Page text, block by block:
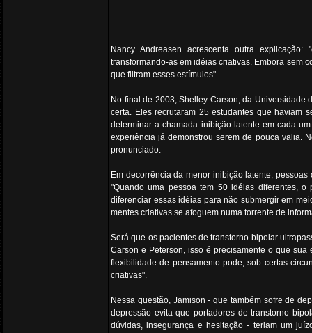
Nancy Andreasen acrescenta outra explicação:
transformando-as em idéias criativas. Embora sem
que filtram esses estímulos".
No final de 2003, Shelley Carson, da Universidade
certa. Eles recrutaram 25 estudantes que haviam
determinar a chamada inibição latente em cada
experiência já demonstrou serem de pouca valia.
pronunciado.
Em decorrência da menor inibição latente,
"Quando uma pessoa tem 50 idéias diferentes,
diferenciar essas idéias para não submergir em
mentes criativas se afoguem numa torrente de
Será que os pacientes de transtorno bipolar
Carson e Peterson, isso é precisamente o que
flexibilidade de pensamento pode, sob certas
criativas".
Nessa questão, Jamison - que também sofre de
depressão evita que portadores de transtorno
dúvidas, insegurança e hesitação - teriam um